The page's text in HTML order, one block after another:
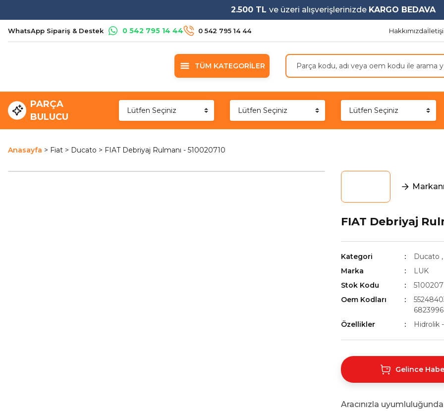
2.500 TL ve üzeri alışverişlerinizde KARGO BEDAVA
WhatsApp Sipariş & Destek 0 542 795 14 44 0 542 795 14 44 Hakkımızda
TÜM KATEGORİLER
PARÇA
BULUCU
Anasayfa Fiat Ducato FIAT Debriyaj Rulmanı - 510020710
FIAT Debriyaj
Kategori Ducato
Marka
LUK
Stok Kodu
Oem Kodları
Özellikler
Hidrolik
Gelince
Aracınızla